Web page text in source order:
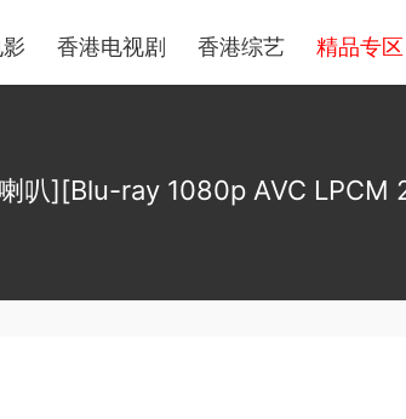
香港电视剧 香港综艺 精品专区
叭][Blu-ray 1080p AVC LPCM